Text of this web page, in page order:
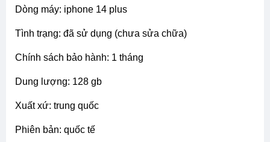
dòng máy: iphone 14 plus
tình trạng: đã sử dụng (chưa sửa chữa)
chính sách bảo hành: 1 tháng
dung lượng: 128 gb
xuất xứ: trung quốc
phiên bản: quốc tế